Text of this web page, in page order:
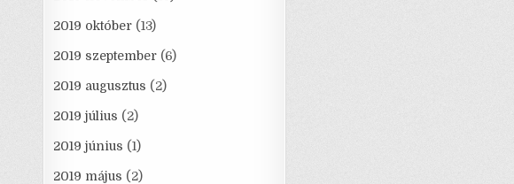
2019 október (13)
2019 szeptember (6)
2019 augusztus (2)
2019 július (2)
2019 június (1)
2019 május (2)